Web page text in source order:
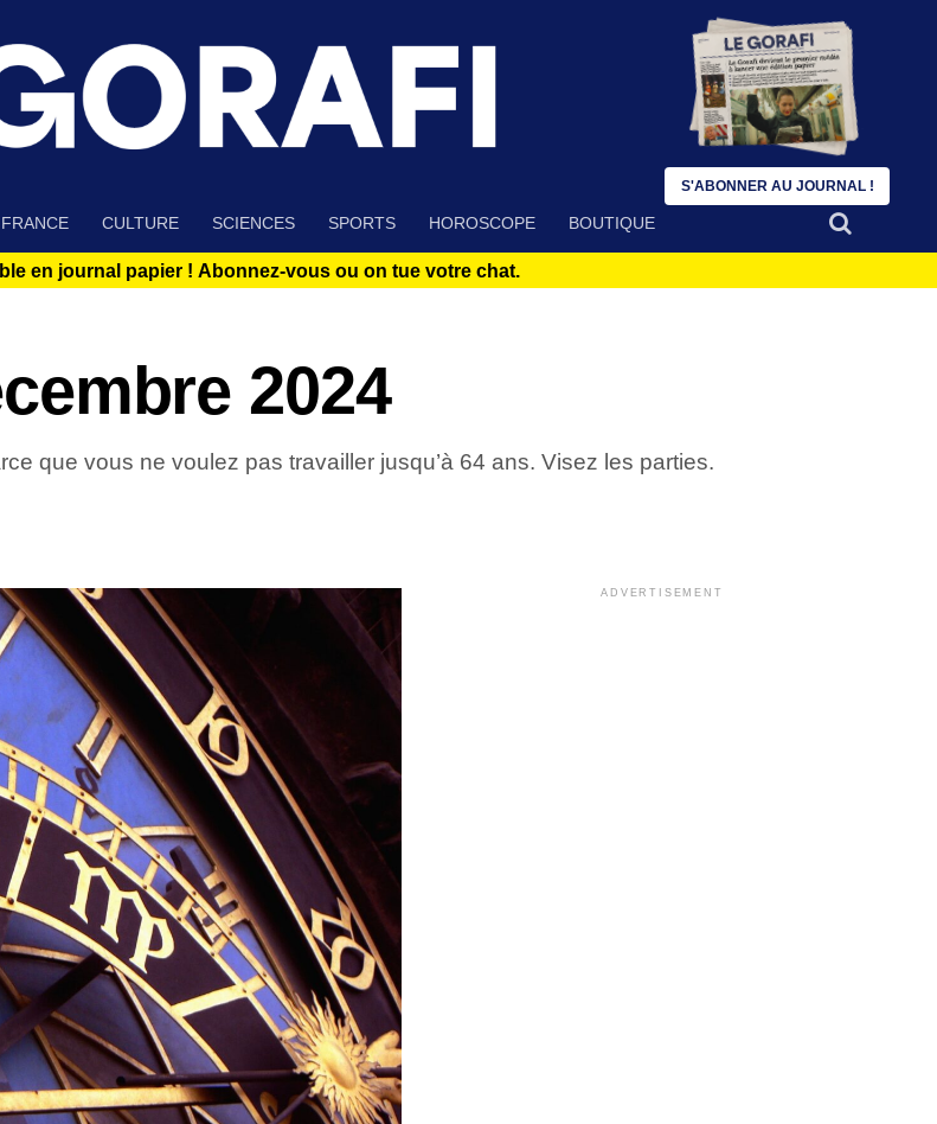
FRANCE CULTURE SCIENCES SPORTS HOROSCOPE BOUTIQUE
en journal papier ! Abonnez-vous ou on tue votre chat.
2024
que vous ne voulez pas travailler jusqu’à 64 ans. Visez les parties.
ADVERTISEMENT
S'ABONNER AU JOURNAL !